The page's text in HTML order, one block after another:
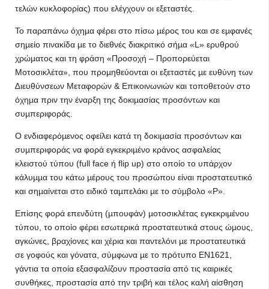
τελών κυκλοφορίας) που ελέγχουν οι εξεταστές.
Το παραπάνω όχηµα φέρει στο πίσω µέρος του και σε εµφανές
σηµείο πινακίδα µε το διεθνές διακριτικό σήµα «L» ερυθρού
χρώµατος και τη φράση «Προσοχή – Προπορεύεται
Μοτοσικλέτα», που προµηθεύονται οι εξεταστές µε ευθύνη των
∆ιευθύνσεων Μεταφορών & Επικοινωνιών και τοποθετούν στο
όχηµα πριν την έναρξη της δοκιµασίας προσόντων και
συµπεριφοράς.
Ο ενδιαφερόµενος οφείλει κατά τη δοκιµασία προσόντων και
συµπεριφοράς να φορά εγκεκριµένο κράνος ασφαλείας
κλειστού τύπου (full face ή flip up) στο οποίο το υπάρχον
κάλυµµα του κάτω µέρους του προσώπου είναι προστατευτικό
και σηµαίνεται στο ειδικό ταµπελάκι µε το σύµβολο «P».
Επίσης φορά επενδύτη (µπουφάν) µοτοσικλέτας εγκεκριµένου
τύπου, το οποίο φέρει εσωτερικά προστατευτικά στους ώµους,
αγκώνες, βραχίονες και χέρια και παντελόνι µε προστατευτικά
σε γοφούς και γόνατα, σύµφωνα µε το πρότυπο ΕΝ1621,
γάντια τα οποία εξασφαλίζουν προστασία από τις καιρικές
συνθήκες, προστασία από την τριβή και τέλος καλή αίσθηση